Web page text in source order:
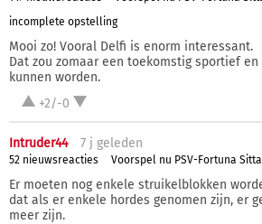
incomplete opstelling
Mooi zo! Vooral Delfi is enorm interessant.
Dat zou zomaar een toekomstig sportief
kunnen worden.
+2/-0
Intruder44 7 j geleden
52 nieuwsreacties Voorspel nu PSV-Fortuna
Er moeten nog enkele struikelblokken
dat als er enkele hordes genomen zijn, er
meer zijn.